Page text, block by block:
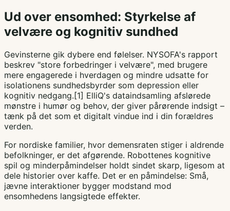
Ud over ensomhed: Styrkelse af
velvære og kognitiv sundhed
Gevinsterne gik dybere end følelser. NYSOFA's rapport
beskrev "store forbedringer i velvære", med brugere
mere engagerede i hverdagen og mindre udsatte for
isolationens sundhedsbyrder som depression eller
kognitiv nedgang.[1] ElliQ's dataindsamling afslørede
mønstre i humør og behov, der giver pårørende indsigt –
tænk på det som et digitalt vindue ind i din forældres
verden.
For nordiske familier, hvor demensraten stiger i aldrende
befolkninger, er det afgørende. Robottenes kognitive
spil og minderpåmindelser holdt sindet skarp, ligesom at
dele historier over kaffe. Det er en påmindelse: Små,
jævne interaktioner bygger modstand mod
ensomhedens langsigtede effekter.